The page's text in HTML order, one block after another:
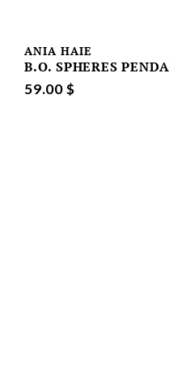
ANIA HAIE
B.O. SPHERES
59.00 $